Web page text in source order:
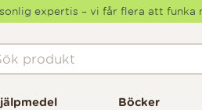
expertis – vi får flera att funka
Böcker